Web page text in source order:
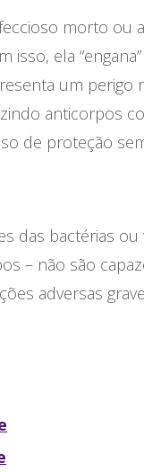
morto ou
isso, ela
um perigo
anticorpos
de proteção
das bactérias ou
– não são
adversas